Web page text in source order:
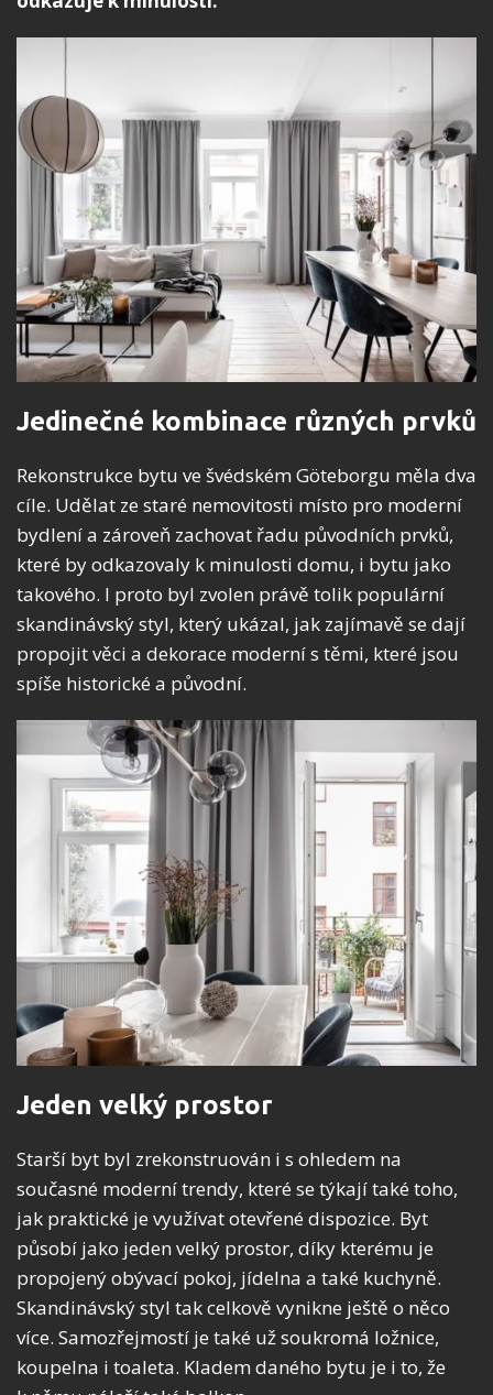
Jedinečné kombinace různých prvků
Rekonstrukce bytu ve švédském Göteborgu měla dva
cíle. Udělat ze staré nemovitosti místo pro moderní
bydlení a zároveň zachovat řadu původních prvků,
které by odkazovaly k minulosti domu, i bytu jako
takového. I proto byl zvolen právě tolik populární
skandinávský styl, který ukázal, jak zajímavě se dají
propojit věci a dekorace moderní s těmi, které jsou
spíše historické a původní.
Jeden velký prostor
Starší byt byl zrekonstruován i s ohledem na
současné moderní trendy, které se týkají také toho,
jak praktické je využívat otevřené dispozice. Byt
působí jako jeden velký prostor, díky kterému je
propojený obývací pokoj, jídelna a také kuchyně.
Skandinávský styl tak celkově vynikne ještě o něco
více. Samozřejmostí je také už soukromá ložnice,
koupelna i toaleta. Kladem daného bytu je i to, že